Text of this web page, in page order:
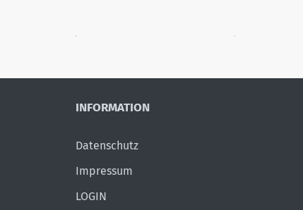
INFORMATION
Datenschutz
Impressum
LOGIN